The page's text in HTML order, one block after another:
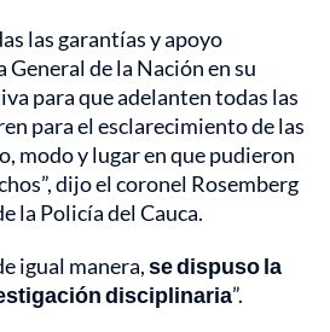
las garantías y apoyo
de la Nación en su
para que adelanten todas las
para el esclarecimiento de las
modo y lugar en que pudieron
dijo el coronel Rosemberg
la Policía del Cauca.
igual manera,se dispuso la
disciplinaria”.